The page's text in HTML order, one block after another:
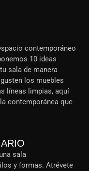
contemporáneo
10 ideas
sala de manera
los muebles
líneas limpias, aquí
contemporánea que
sala
y formas. Atrévete